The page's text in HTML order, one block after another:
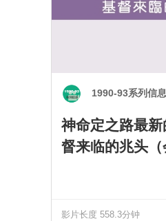
1990-93系列信息
神命定之路最
督来临的兆头（
影片长度 558.3分钟
召会生活
DVD06-TP-1
职圣徒成全训
影片长度 914.4分钟
有声书报
M95-2170 给
息
历史巡礼
DVD018I 二千
礼DVD（一）